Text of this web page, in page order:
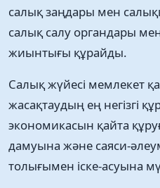
салық заңдары мен
салық салу органдары
жиынтығы құрайды.
Салық жүйесі мемлекет
жасақтаудың ең негізгі
экономикасын қайта
дамуына және саяси-
толығымен іске-асуына